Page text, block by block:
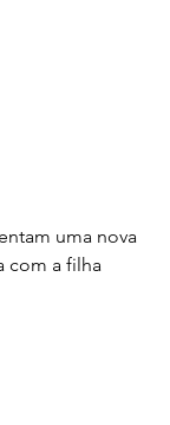
uma nova
com a filha